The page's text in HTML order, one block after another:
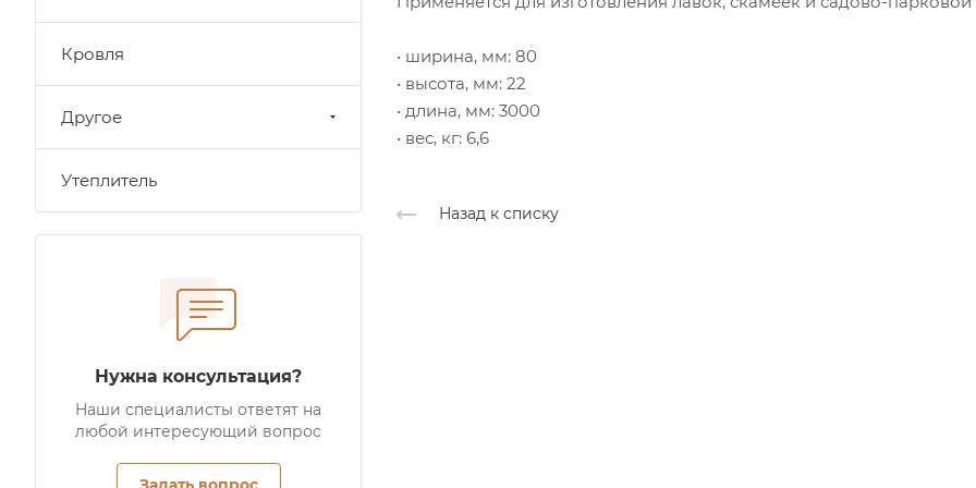
• ширина, мм: 80
• высота, мм: 22
• длина, мм: 3000
• вес, кг: 6,6
Назад к списку
Кровля
Другое
Утеплитель
Нужна консультация?
Наши специалисты ответят на
любой интересующий вопрос